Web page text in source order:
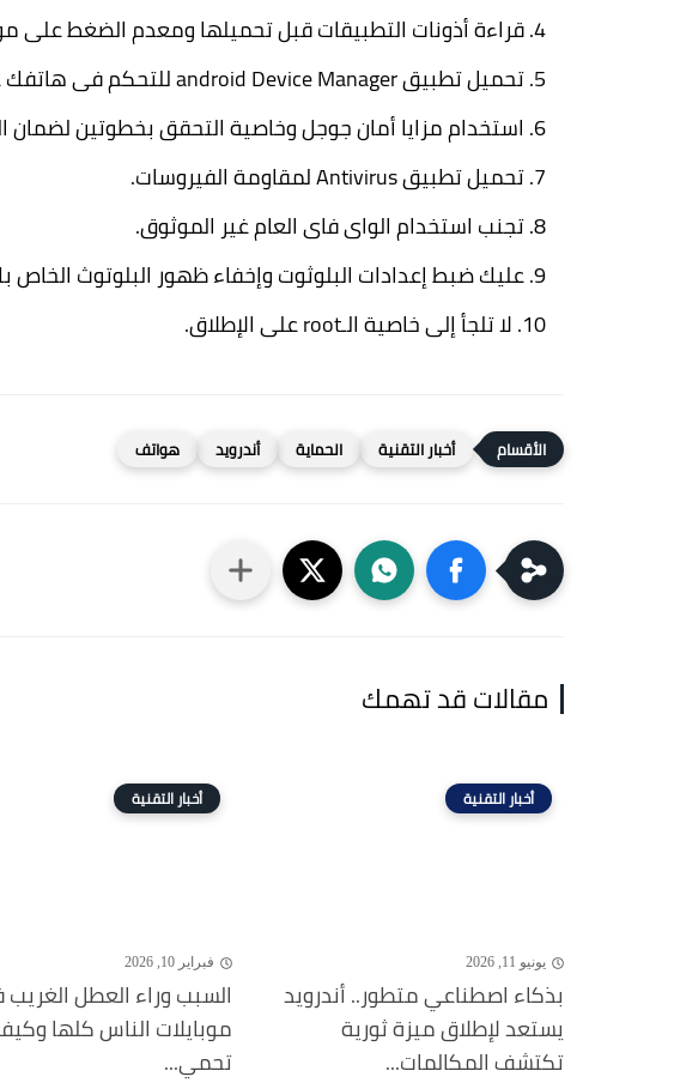
قراءة أذونات التطبيقات قبل تحميلها ومعدم الضغط على
تحميل تطبيق android Device Manager للتحكم فى هاتفك عن بعد حال سرقته.
استخدام مزايا أمان جوجل وخاصية التحقق بخطوتين لضمان
تحميل تطبيق Antivirus لمقاومة الفيروسات.
تجنب استخدام الواى فاى العام غير الموثوق.
عليك ضبط إعدادات البلوثوت وإخفاء ظهور البلوتوث الخاص
لا تلجأ إلى خاصية الـroot على الإطلاق.
أخبار التقنية الحماية أندرويد هواتف
مقالات قد تهمك
أخبار التقنية
يونيو 11, 2026
بذكاء اصطناعي متطور.. أندرويد
يستعد لإطلاق ميزة ثورية
تكتشف المكالمات...
أخبار التقنية
فبراير 10, 2026
السبب وراء العطل
موبايلات الناس كلها
تحمي...